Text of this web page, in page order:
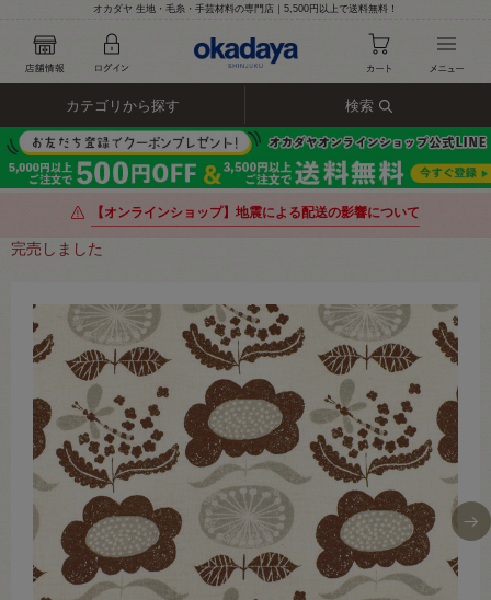
オカダヤ 生地・毛糸・手芸材料の専門店｜5,500円以上で送料無料！
カテゴリから探す 検索
【オンラインショップ】地震による配送の影響について
完売しました